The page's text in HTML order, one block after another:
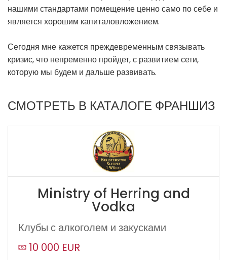
нашими стандартами помещение ценно само по себе и
является хорошим капиталовложением.
Сегодня мне кажется преждевременным связывать
кризис, что непременно пройдет, с развитием сети,
которую мы будем и дальше развивать.
СМОТРЕТЬ В КАТАЛОГЕ ФРАНШИЗ
Ministry of Herring and
Vodka
Клубы с алкоголем и закусками
10 000 EUR